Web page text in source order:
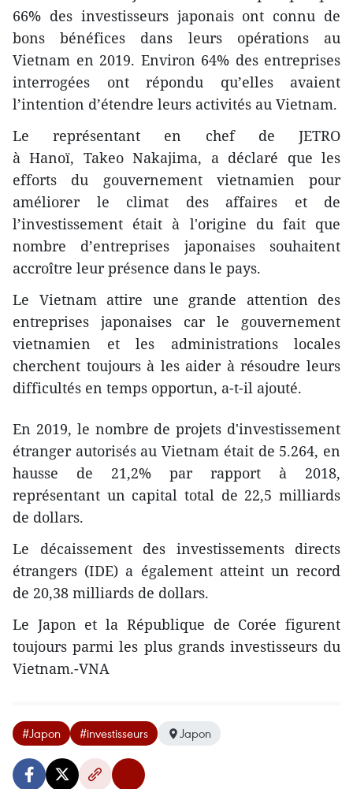
66% des investisseurs japonais ont connu de
bons bénéfices dans leurs opérations au
Vietnam en 2019. Environ 64% des entreprises
interrogées ont répondu qu’elles avaient
l’intention d’étendre leurs activités au Vietnam.
Le représentant en chef de JETRO
à Hanoï, Takeo Nakajima, a déclaré que les
efforts du gouvernement vietnamien pour
améliorer le climat des affaires et de
l’investissement était à l'origine du fait que
nombre d’entreprises japonaises souhaitent
accroître leur présence dans le pays.
Le Vietnam attire une grande attention des
entreprises japonaises car le gouvernement
vietnamien et les administrations locales
cherchent toujours à les aider à résoudre leurs
difficultés en temps opportun, a-t-il ajouté.
En 2019, le nombre de projets d'investissement
étranger autorisés au Vietnam était de 5.264, en
hausse de 21,2% par rapport à 2018,
représentant un capital total de 22,5 milliards
de dollars.
Le décaissement des investissements directs
étrangers (IDE) a également atteint un record
de 20,38 milliards de dollars.
Le Japon et la République de Corée figurent
toujours parmi les plus grands investisseurs du
Vietnam.-VNA
#Japon #investisseurs Japon